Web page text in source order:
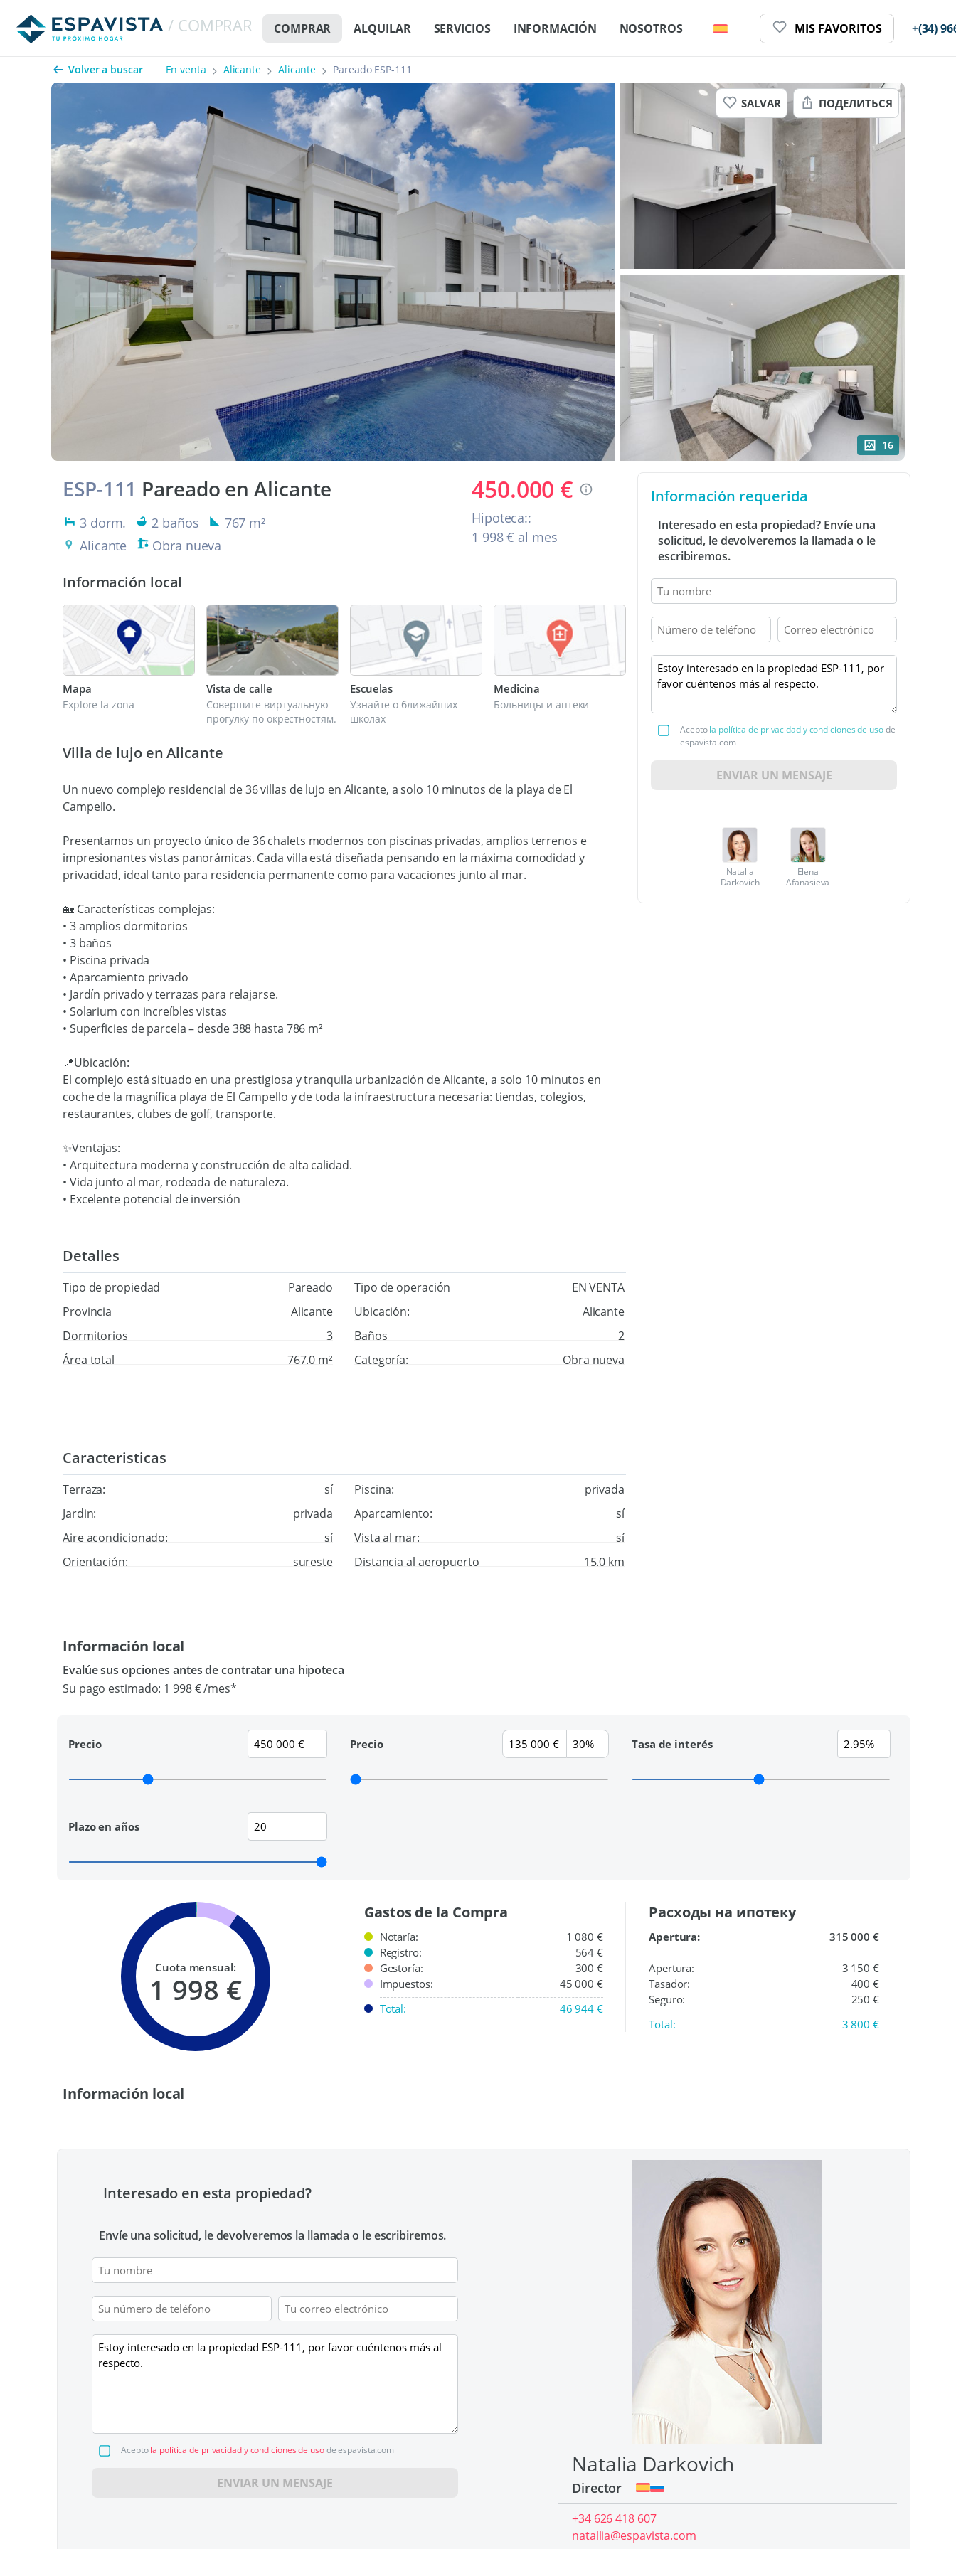
/ COMPRAR COMPRAR ALQUILAR SERVICIOS INFORMACIÓN NOSOTROS MIS FAVORITOS +(34)
Volver a buscar En venta Alicante Alicante Pareado ESP-111
16
SALVAR ПОДЕЛИТЬСЯ
ESP-111 Pareado en Alicante
3 dorm. 2 baños
767 m²
Alicante
Obra nueva
450.000 €
Hipoteca::
1 998 € al mes
Información local
Mapa
Explore la zona
Vista de calle
Совершите виртуальную
прогулку по окрестностям.
Escuelas
Узнайте о ближайших
школах
Medicina
Больницы и аптеки
Villa de lujo en Alicante
Un nuevo complejo residencial de 36 villas de lujo en Alicante, a solo 10 minutos de la playa de El
Campello.
Presentamos un proyecto único de 36 chalets modernos con piscinas privadas, amplios terrenos e
impresionantes vistas panorámicas. Cada villa está diseñada pensando en la máxima comodidad y
privacidad, ideal tanto para residencia permanente como para vacaciones junto al mar.
🏡 Características complejas:
• 3 amplios dormitorios
• 3 baños
• Piscina privada
• Aparcamiento privado
• Jardín privado y terrazas para relajarse.
• Solarium con increíbles vistas
• Superficies de parcela – desde 388 hasta 786 m²
📍Ubicación:
El complejo está situado en una prestigiosa y tranquila urbanización de Alicante, a solo 10 minutos en
coche de la magnífica playa de El Campello y de toda la infraestructura necesaria: tiendas, colegios,
restaurantes, clubes de golf, transporte.
✨Ventajas:
• Arquitectura moderna y construcción de alta calidad.
• Vida junto al mar, rodeada de naturaleza.
• Excelente potencial de inversión
Detalles
Tipo de propiedad Pareado Tipo de operación
EN VENTA
Provincia
Alicante Ubicación:
Alicante
Dormitorios
3 Baños
2
Área total
767.0 m² Categoría: Obra nueva
Caracteristicas
Terraza: sí Piscina:
privada
Jardin:
privada Aparcamiento:
sí
Aire acondicionado:
sí Vista al mar:
sí
Orientación:
sureste Distancia al aeropuerto 15.0 km
Información requerida
Interesado en esta propiedad? Envíe una
solicitud, le devolveremos la llamada o le
escribiremos.
Aceptola política de privacidad y condiciones de usode
espavista.com
ENVIAR UN MENSAJE
Natalia
Darkovich
Elena
Afanasieva
Información local
Evalúe sus opciones antes de contratar una hipoteca
Su pago estimado: 1 998 €/mes*
Precio Precio Tasa de interés
Plazo en años
Cuota mensual:
1 998 €
Gastos de la Compra
Notaría:
1 080 €
Registro:
564 €
Gestoría:
300 €
Impuestos:
45 000 €
Total:
46 944 €
Расходы на ипотеку
Apertura: 315 000 €
Apertura:
3 150 €
Tasador:
400 €
Seguro:
250 €
Total:
3 800 €
Información local
Interesado en esta propiedad?
Envíe una solicitud, le devolveremos la llamada o le escribiremos.
Aceptola política de privacidad y condiciones de usode espavista.com
ENVIAR UN MENSAJE
Natalia Darkovich
Director
+34 626 418 607
natallia@espavista.com